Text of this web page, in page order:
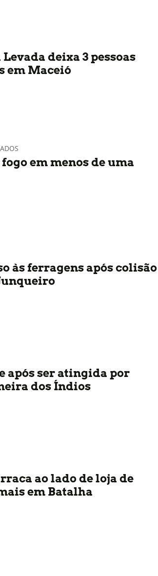
deixa 3 pessoas
em Maceió
em menos de uma
às ferragens após colisão
após ser atingida por
dos Índios
ao lado de loja de
em Batalha